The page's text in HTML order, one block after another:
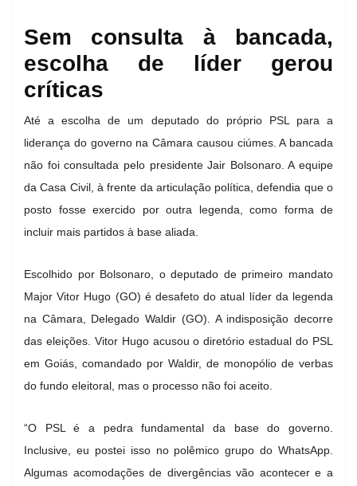
Sem consulta à bancada,
escolha de líder gerou
críticas
Até a escolha de um deputado do próprio PSL para a
liderança do governo na Câmara causou ciúmes. A bancada
não foi consultada pelo presidente Jair Bolsonaro. A equipe
da Casa Civil, à frente da articulação política, defendia que o
posto fosse exercido por outra legenda, como forma de
incluir mais partidos à base aliada.
Escolhido por Bolsonaro, o deputado de primeiro mandato
Major Vitor Hugo (GO) é desafeto do atual líder da legenda
na Câmara, Delegado Waldir (GO). A indisposição decorre
das eleições. Vitor Hugo acusou o diretório estadual do PSL
em Goiás, comandado por Waldir, de monopólio de verbas
do fundo eleitoral, mas o processo não foi aceito.
“O PSL é a pedra fundamental da base do governo.
Inclusive, eu postei isso no polêmico grupo do WhatsApp.
Algumas acomodações de divergências vão acontecer e a